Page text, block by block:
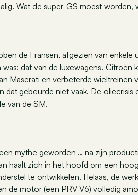
Wat de super-GS moest
de Fransen, afgezien van enkele
dat van de luxewagens. Citroën
Maserati en verbeterde wieltreinen
dat gebeurde niet vaak. De oliecrisis
van de SM.
mythe geworden … na zijn
haalt zich in het hoofd om een
te ontwikkelen. Helaas, de
de motor (een PRV V6) volledig